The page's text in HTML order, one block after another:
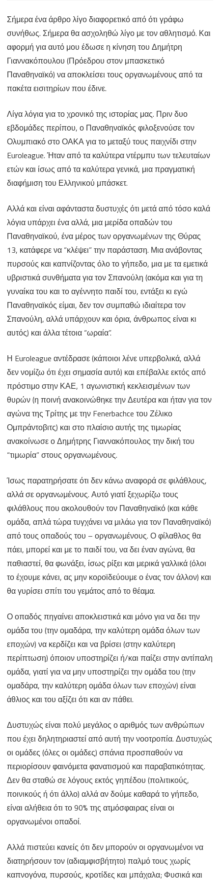
και
παραβατικότητα
Σήμερα ένα άρθρο λίγο διαφορετικό από ότι γράφω
συνήθως. Σήμερα θα ασχοληθώ λίγο με τον αθλητισμό. Και
αφορμή για αυτό μου έδωσε η κίνηση του Δημήτρη
Γιαννακόπουλου (Πρόεδρου στον μπασκετικό
Παναθηναϊκό) να αποκλείσει τους οργανωμένους από τα
πακέτα εισιτηρίων που έδινε.
Λίγα λόγια για το χρονικό της ιστορίας μας. Πριν δυο
εβδομάδες περίπου, ο Παναθηναϊκός φιλοξενούσε τον
Ολυμπιακό στο ΟΑΚΑ για το μεταξύ τους παιχνίδι στην
Euroleague. Ήταν από τα καλύτερα ντέρμπυ των τελευταίων
ετών και ίσως από τα καλύτερα γενικά, μια πραγματική
διαφήμιση του Ελληνικού μπάσκετ.
Αλλά και είναι αφάνταστα δυστυχές ότι μετά από τόσο καλά
λόγια υπάρχει ένα αλλά, μια μερίδα οπαδών του
Παναθηναϊκού, ένα μέρος των οργανωμένων της Θύρας
13, κατάφερε να “κλέψει” την παράσταση. Μια ανάβοντας
πυρσούς και καπνίζοντας όλο το γήπεδο, μια με τα εμετικά
υβριστικά συνθήματα για τον Σπανούλη (ακόμα και για τη
γυναίκα του και το αγέννητο παιδί του, εντάξει κι εγώ
Παναθηναϊκός είμαι, δεν τον συμπαθώ ιδιαίτερα τον
Σπανούλη, αλλά υπάρχουν και όρια, άνθρωπος είναι κι
αυτός) και άλλα τέτοια “ωραία”.
Η Euroleague αντέδρασε (κάποιοι λένε υπερβολικά, αλλά
δεν νομίζω ότι έχει σημασία αυτό) και επέβαλλε εκτός από
πρόστιμο στην ΚΑΕ, 1 αγωνιστική κεκλεισμένων των
θυρών (η ποινή ανακοινώθηκε την Δευτέρα και ήταν για τον
αγώνα της Τρίτης με την Fenerbachce του Ζέλικο
Ομπράντοβιτς) και στο πλαίσιο αυτής της τιμωρίας
ανακοίνωσε ο Δημήτρης Γιαννακόπουλος την δική του
“τιμωρία” στους οργανωμένους.
Ίσως παρατηρήσατε ότι δεν κάνω αναφορά σε φιλάθλους,
αλλά σε οργανωμένους. Αυτό γιατί ξεχωρίζω τους
φιλάθλους που ακολουθούν τον Παναθηναϊκό (και κάθε
ομάδα, απλά τώρα τυγχάνει να μιλάω για τον Παναθηναϊκό)
από τους οπαδούς του – οργανωμένους. Ο φίλαθλος θα
πάει, μπορεί και με το παιδί του, να δει έναν αγώνα, θα
παθιαστεί, θα φωνάξει, ίσως ρίξει και μερικά γαλλικά (όλοι
το έχουμε κάνει, ας μην κοροϊδεύουμε ο ένας τον άλλον) και
θα γυρίσει σπίτι του γεμάτος από το θέαμα.
Ο οπαδός πηγαίνει αποκλειστικά και μόνο για να δει την
ομάδα του (την ομαδάρα, την καλύτερη ομάδα όλων των
εποχών) να κερδίζει και να βρίσει (στην καλύτερη
περίπτωση) όποιον υποστηρίζει ή/και παίζει στην αντίπαλη
ομάδα, γιατί για να μην υποστηρίζει την ομάδα του (την
ομαδάρα, την καλύτερη ομάδα όλων των εποχών) είναι
άθλιος και του αξίζει ότι και αν πάθει.
Δυστυχώς είναι πολύ μεγάλος ο αριθμός των ανθρώπων
που έχει δηλητηριαστεί από αυτή την νοοτροπία. Δυστυχώς
οι ομάδες (όλες οι ομάδες) σπάνια προσπαθούν να
περιορίσουν φαινόμετα φανατισμού και παραβατικότητας.
Δεν θα σταθώ σε λόγους εκτός γηπέδου (πολιτικούς,
ποινικούς ή ότι άλλο) αλλά αν δούμε καθαρά το γήπεδο,
είναι αλήθεια ότι το 90% της ατμόσφαιρας είναι οι
οργανωμένοι οπαδοί.
Αλλά πιστεύει κανείς ότι δεν μπορούν οι οργανωμένοι να
διατηρήσουν τον (αδιαμφισβήτητο) παλμό τους χωρίς
καπνογόνα, πυρσούς, κροτίδες και μπάχαλα; Φυσικά και